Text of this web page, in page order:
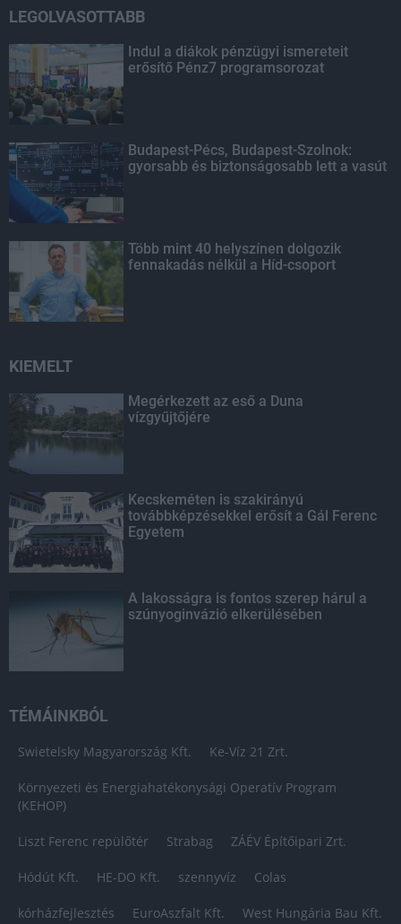
LEGOLVASOTTABB
Indul a diákok pénzügyi ismereteit
erősítő Pénz7 programsorozat
Budapest-Pécs, Budapest-Szolnok:
gyorsabb és biztonságosabb lett a vasút
Több mint 40 helyszínen dolgozik
fennakadás nélkül a Híd-csoport
KIEMELT
Megérkezett az eső a Duna
vízgyűjtőjére
Kecskeméten is szakirányú
továbbképzésekkel erősít a Gál Ferenc
Egyetem
A lakosságra is fontos szerep hárul a
szúnyoginvázió elkerülésében
TÉMÁINKBÓL
Swietelsky Magyarország Kft. Ke-Víz 21 Zrt.
Környezeti és Energiahatékonysági Operatív Program
(KEHOP)
Liszt Ferenc repülőtér Strabag ZÁÉV Építőipari Zrt.
Hódút Kft. HE-DO Kft. szennyvíz Colas
kórházfejlesztés EuroAszfalt Kft. West Hungária Bau Kft.